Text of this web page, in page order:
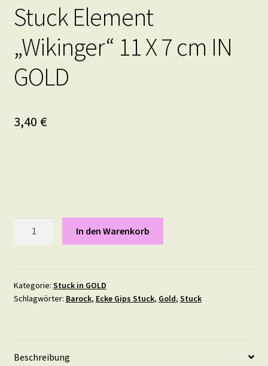
Stuck Element
„Wikinger“ 11 X 7 cm IN
GOLD
3,40 €
X
7
Menge
In den Warenkorb
Kategorie: Stuck in GOLD
Schlagwörter: Barock, Ecke Gips Stuck, Gold, Stuck
Beschreibung